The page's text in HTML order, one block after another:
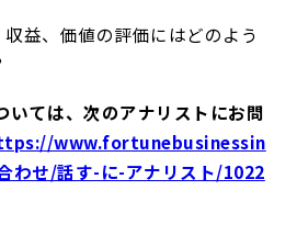
益、価値の評価にはどのよう
いては、次のアナリストにお問
www.fortunebusinessin
せ/話す-に-アナリスト/1022